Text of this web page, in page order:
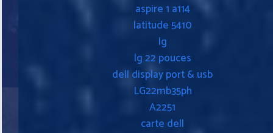
aspire 1 a114
latitude 5410
lg
lg 22 pouces
dell display port & usb
LG22mb35ph
A2251
carte dell